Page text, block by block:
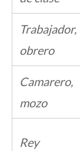
Trabajador,
obrero
Camarero,
mozo
Rey